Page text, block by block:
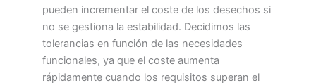
pueden incrementar el coste de los desechos si
no se gestiona la estabilidad. Decidimos las
tolerancias en función de las necesidades
funcionales, ya que el coste aumenta
rápidamente cuando los requisitos superan el